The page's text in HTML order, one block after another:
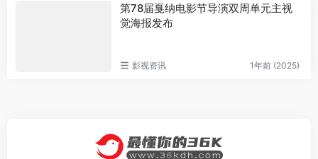
第78届戛纳电影节导演双周单元主视
觉海报发布
影视资讯 1年前 (2025)